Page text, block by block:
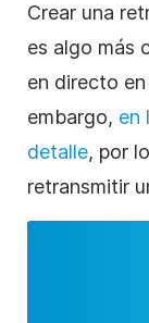
Crear una
es algo más
en directo
embargo, en
detalle, por
retransmitir